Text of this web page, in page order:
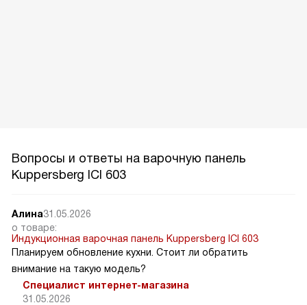
Вопросы и ответы на варочную панель
Kuppersberg ICI 603
Алина31.05.2026
о товаре:
Индукционная варочная панель Kuppersberg ICI 603
Планируем обновление кухни. Стоит ли обратить
внимание на такую модель?
Специалист интернет-магазина
31.05.2026